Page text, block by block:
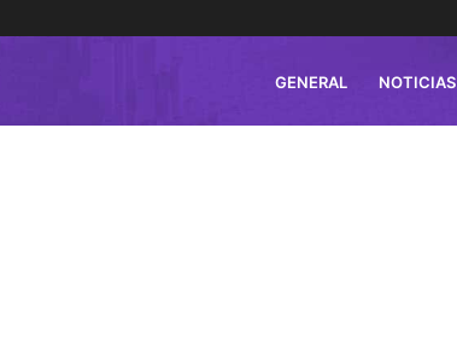
GENERAL NOTICIAS